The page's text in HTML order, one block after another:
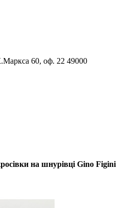
60, оф. 22 49000
на шнурівці Gino Figini